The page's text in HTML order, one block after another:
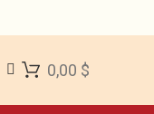
0,00 $